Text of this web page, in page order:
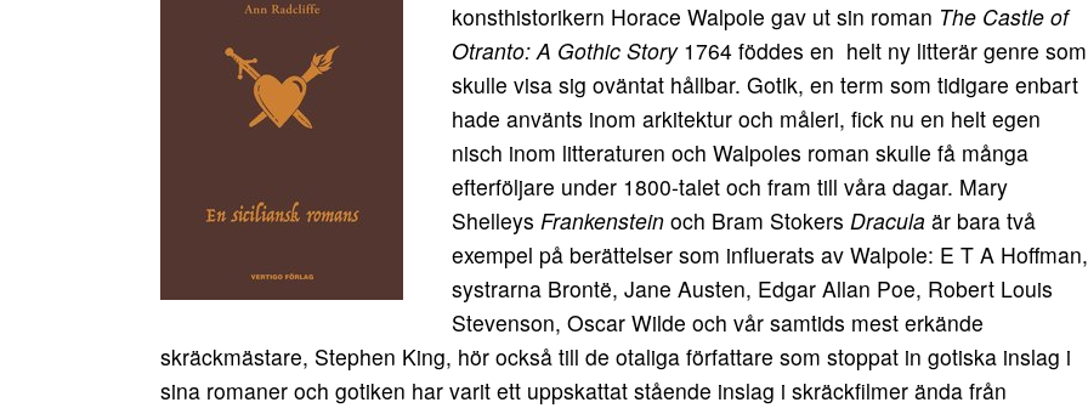
konsthistorikern Horace Walpole gav ut sin roman The Castle of
Otranto: A Gothic Story 1764 föddes en helt ny litterär genre som
skulle visa sig oväntat hållbar. Gotik, en term som tidigare enbart
hade använts inom arkitektur och måleri, fick nu en helt egen
nisch inom litteraturen och Walpoles roman skulle få många
efterföljare under 1800-talet och fram till våra dagar. Mary
Shelleys Frankenstein och Bram Stokers Dracula är bara två
exempel på berättelser som influerats av Walpole: E T A Hoffman,
systrarna Brontë, Jane Austen, Edgar Allan Poe, Robert Louis
Stevenson, Oscar Wilde och vår samtids mest erkände
skräckmästare, Stephen King, hör också till de otaliga författare som stoppat in gotiska inslag i
sina romaner och gotiken har varit ett uppskattat stående inslag i skräckfilmer ända från